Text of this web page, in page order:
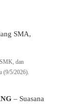
dan
(9/5/2026).
– Suasana